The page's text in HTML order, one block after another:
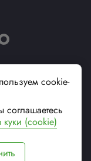
технических
товаров, носит
офертой (ст.
cookie-
соглашаетесь
(cookie)